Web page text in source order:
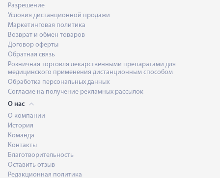
Разрешение
Условия дистанционной продажи
Маркетинговая политика
Возврат и обмен товаров
Договор оферты
Обратная связь
Розничная торговля лекарственными препаратами для
медицинского применения дистанционным способом
Обработка персональных данных
Согласие на получение рекламных рассылок
О нас
О компании
История
Команда
Контакты
Благотворительность
Оставить отзыв
Редакционная политика